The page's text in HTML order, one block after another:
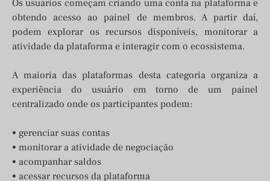
Os usuários começam criando uma conta na plataforma e
obtendo acesso ao painel de membros. A partir daí,
podem explorar os recursos disponíveis, monitorar a
atividade da plataforma e interagir com o ecossistema.
A maioria das plataformas desta categoria organiza a
experiência do usuário em torno de um painel
centralizado onde os participantes podem:
• gerenciar suas contas
• monitorar a atividade de negociação
• acompanhar saldos
• acessar recursos da plataforma